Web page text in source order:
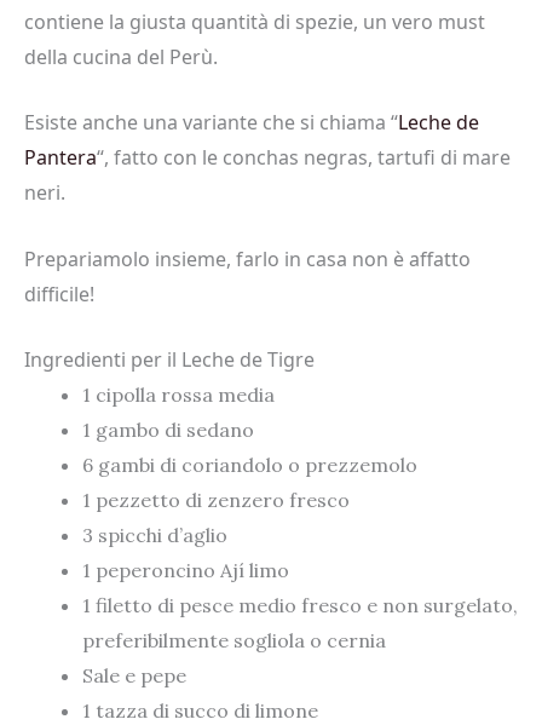
contiene la giusta quantità di spezie, un vero must
della cucina del Perù.
Esiste anche una variante che si chiama “Leche de
Pantera“, fatto con le conchas negras, tartufi di mare
neri.
Prepariamolo insieme, farlo in casa non è affatto
difficile!
Ingredienti per il Leche de Tigre
1 cipolla rossa media
1 gambo di sedano
6 gambi di coriandolo o prezzemolo
1 pezzetto di zenzero fresco
3 spicchi d’aglio
1 peperoncino Ají limo
1 filetto di pesce medio fresco e non surgelato,
preferibilmente sogliola o cernia
Sale e pepe
1 tazza di succo di limone